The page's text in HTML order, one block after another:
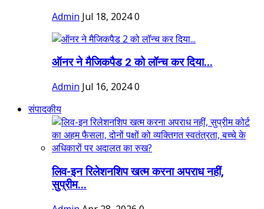
Admin Jul 18, 20240
ऑनर ने मैजिकपैड 2 को लॉन्च कर दिया...
Admin Jul 16, 20240
संपादकीय
लिव-इन रिलेशनशिप खत्म करना अपराध नहीं,
सुप्रीम...